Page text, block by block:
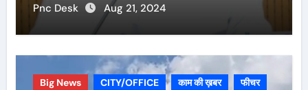
Pnc Desk Aug 21, 2024
Big News CITY/OFFICE काम की ख़बर फीचर